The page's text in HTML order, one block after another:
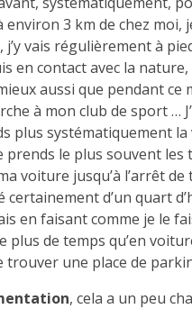
3 km de chez moi,
vais régulièrement à
en contact avec la nature,
aussi que pendant
à mon club de sport …
plus systématiquement
prends le plus souvent
voiture jusqu’à l’arrêt
d’un quart
en faisant comme je le
plus de temps qu’en
une place de
, cela a un peu